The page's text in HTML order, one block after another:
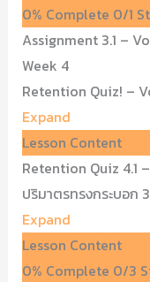
0% Complete 0/1
Assignment 3.1 –
Week 4
Retention Quiz! –
Expand
Lesson Content
Retention Quiz 4.1
ปริมาตรทรงกระบอก
Expand
Lesson Content
0% Complete 0/3